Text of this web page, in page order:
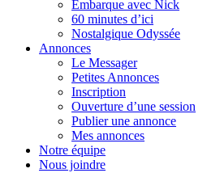
Embarque avec Nick
60 minutes d’ici
Nostalgique Odyssée
Annonces
Le Messager
Petites Annonces
Inscription
Ouverture d’une session
Publier une annonce
Mes annonces
Notre équipe
Nous joindre